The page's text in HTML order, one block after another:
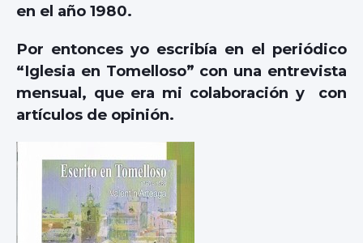
en el año 1980.
Por entonces yo escribía en el periódico
“Iglesia en Tomelloso” con una entrevista
mensual, que era mi colaboración y con
artículos de opinión.